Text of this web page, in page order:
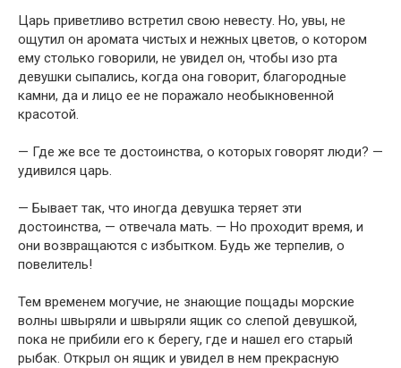
Царь приветливо встретил свою невесту. Но, увы, не
ощутил он аромата чистых и нежных цветов, о котором
ему столько говорили, не увидел он, чтобы изо рта
девушки сыпались, когда она говорит, благородные
камни, да и лицо ее не поражало необыкновенной
красотой.
— Где же все те достоинства, о которых говорят люди? —
удивился царь.
— Бывает так, что иногда девушка теряет эти
достоинства, — отвечала мать. — Но проходит время, и
они возвращаются с избытком. Будь же терпелив, о
повелитель!
Тем временем могучие, не знающие пощады морские
волны швыряли и швыряли ящик со слепой девушкой,
пока не прибили его к берегу, где и нашел его старый
рыбак. Открыл он ящик и увидел в нем прекрасную